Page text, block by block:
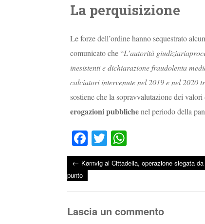
La perquisizione
Le forze dell’ordine hanno sequestrato
comunicato che “L’autorità
inesistenti e dichiarazione fraudolenta
calciatori intervenute nel 2019 e nel 2020
sostiene che la sopravvalutazione dei
erogazioni pubblichenel periodo della
Fa
ce
bo
T
wi
tte
ha
ts
Post navigation
← Kørnvig al Cittadella, operazione slegata
punto
Lascia un commento